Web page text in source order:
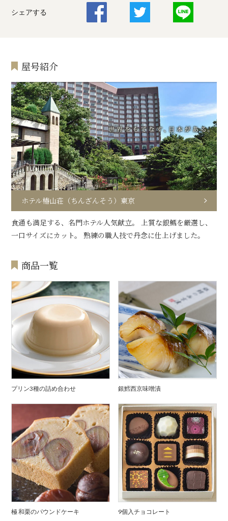
シェアする
屋号紹介
ホテル椿山荘（ちんざんそう）東京
食通も満足する、名門ホテル人気献立。 上質な銀鱈を厳選し、
一口サイズにカット。 熟練の職人技で丹念に仕上げました。
商品一覧
プリン3種の詰め合わせ 銀鱈西京味噌漬
極 和栗のパウンドケーキ 9個入チョコレート